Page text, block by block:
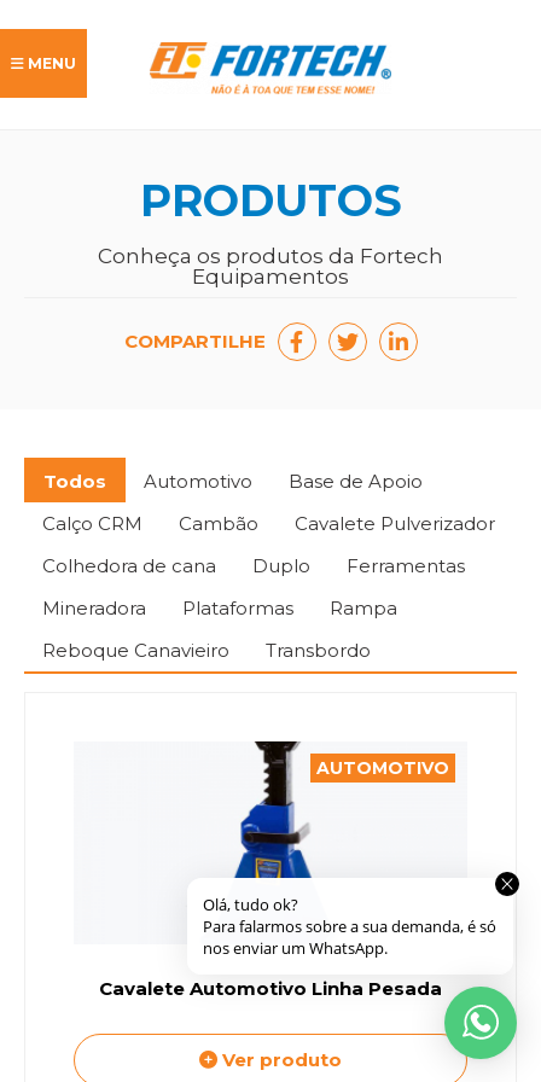
Contato
NEWLSTTER
Receba as novidades daFortech
Equipamentos em seu e-mail!
fortechequipamentos.com.br -
Todos os direitos reservados.
Desenvolvido por:
MENU
PRODUTOS
Conheça os produtos da Fortech
Equipamentos
COMPARTILHE
Todos Automotivo
Base de Apoio
Calço CRM
Cambão
Cavalete Pulverizador
Colhedora de cana
Duplo
Ferramentas
Mineradora
Plataformas
Rampa
Reboque Canavieiro
Transbordo
AUTOMOTIVO
Cavalete Automotivo Linha Pesada
Ver produto